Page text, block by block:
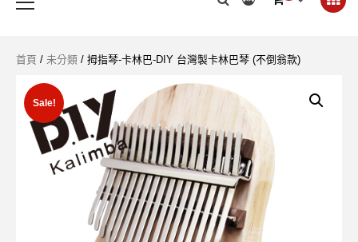
首頁 / 未分類 / 拇指琴-卡林巴-DIY 台灣製卡林巴琴 (不倒翁款)
Sale!